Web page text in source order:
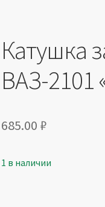
Катушка
ВАЗ-2101
685.00 ₽
1 в наличии